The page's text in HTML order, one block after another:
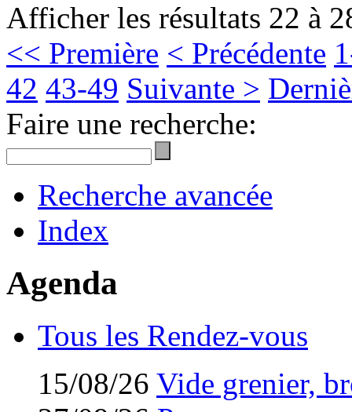
Afficher les résultats 22 à
<< Première < Précédente
42 43-49 Suivante >
Faire une recherche:
Recherche avancée
Index
Agenda
Tous les Rendez-vous
15/08/26 Vide grenier,